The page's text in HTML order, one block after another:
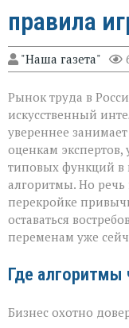
правила
"Наша газета"
Рынок труда в
искусственный
увереннее
оценкам экспертов,
типовых функций в
алгоритмы. Но речь
перекройке
оставаться
переменам уже
Где алгоритмы
Бизнес охотно